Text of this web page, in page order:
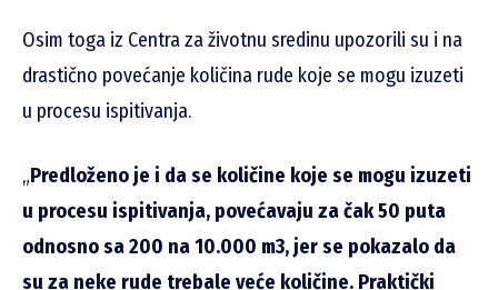
Osim toga iz Centra za životnu sredinu upozorili su i na
drastično povećanje količina rude koje se mogu izuzeti
u procesu ispitivanja.
„Predloženo je i da se količine koje se mogu izuzeti
u procesu ispitivanja, povećavaju za čak 50 puta
odnosno sa 200 na 10.000 m3, jer se pokazalo da
su za neke rude trebale veće količine. Praktički